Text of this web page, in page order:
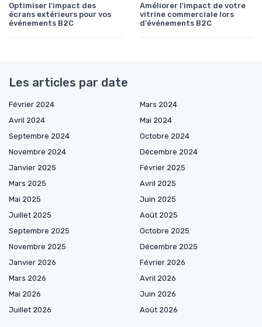
Optimiser l'impact des
écrans extérieurs pour vos
événements B2C
Améliorer l'impact de votre
vitrine commerciale lors
d'événements B2C
Les articles par date
Février 2024
Mars 2024
Avril 2024
Mai 2024
Septembre 2024
Octobre 2024
Novembre 2024
Décembre 2024
Janvier 2025
Février 2025
Mars 2025
Avril 2025
Mai 2025
Juin 2025
Juillet 2025
Août 2025
Septembre 2025
Octobre 2025
Novembre 2025
Décembre 2025
Janvier 2026
Février 2026
Mars 2026
Avril 2026
Mai 2026
Juin 2026
Juillet 2026
Août 2026